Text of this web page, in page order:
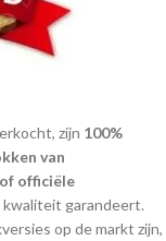
zijn 100%
van
officiële
garandeert.
op de markt zijn,